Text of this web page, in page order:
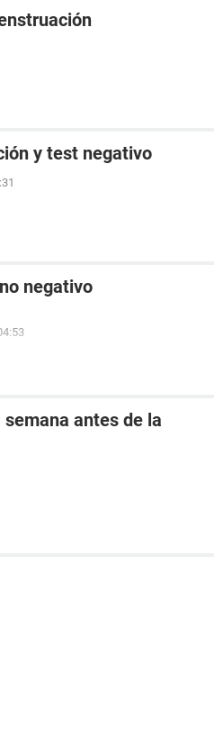
y test negativo
negativo
antes de la